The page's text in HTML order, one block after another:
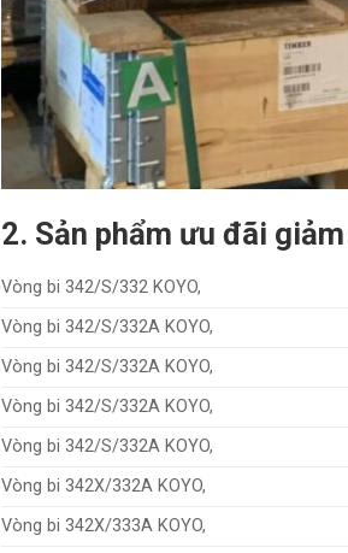
2. Sản phẩm ưu đãi
Vòng bi 342/S/332 KOYO,
Vòng bi 342/S/332A KOYO,
Vòng bi 342/S/332A KOYO,
Vòng bi 342/S/332A KOYO,
Vòng bi 342/S/332A KOYO,
Vòng bi 342X/332A KOYO,
Vòng bi 342X/333A KOYO,